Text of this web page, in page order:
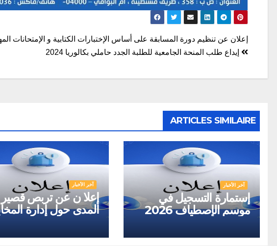
تصفّح
المقالات
إعلان عن تنظيم دورة المسابقة على أساس الإختبارات الكتابية و الإمتحانات المهنية خلال
إيداع طلب المنحة الجامعية للطلبة الجدد حاملي بكالوريا 2024
ARTICLES SIMILAIRE
آخر الأخبار
إستمارة التسجيل في
موسم الإصطياف 2026
آخر الأخبار
إعلا ن عن تربص قصير
المدى حول إدارة
17025